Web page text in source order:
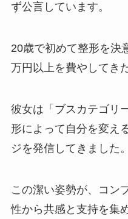
ず公言しています。
20歳で初めて整形を決
万円以上を費やしてき
彼女は「ブスカテゴリ
形によって自分を変え
ジを発信してきました。
この潔い姿勢が、コン
性から共感と支持を集